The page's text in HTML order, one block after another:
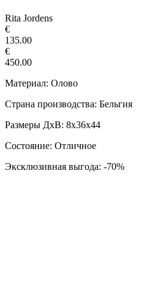
Rita Jordens
€
135.00
€
450.00
Материал: Олово
Страна производства: Бельгия
Размеры ДxВ: 8х36х44
Состояние: Отличное
Эксклюзивная выгода: -70%